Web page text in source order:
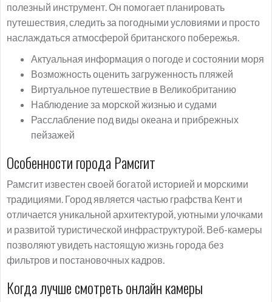
полезный инструмент. Он помогает планировать
путешествия, следить за погодными условиями и просто
наслаждаться атмосферой британского побережья.
Актуальная информация о погоде и состоянии моря
Возможность оценить загруженность пляжей
Виртуальное путешествие в Великобританию
Наблюдение за морской жизнью и судами
Расслабление под виды океана и прибрежных
пейзажей
Особенности города Рамсгит
Рамсгит известен своей богатой историей и морскими
традициями. Город является частью графства Кент и
отличается уникальной архитектурой, уютными улочками
и развитой туристической инфраструктурой. Веб-камеры
позволяют увидеть настоящую жизнь города без
фильтров и постановочных кадров.
Когда лучше смотреть онлайн камеры